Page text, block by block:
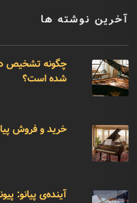
آخرین نوشته ها
چگونه تشخیص
شده است؟
خرید و فروش
آینده‌ی پیانو: